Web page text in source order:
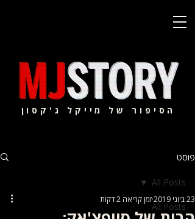
הסיפור של מייקל ג'קסון
פוסט
All Posts
All Posts
23 ביוני 2019 זמן קריאה 2 דקות